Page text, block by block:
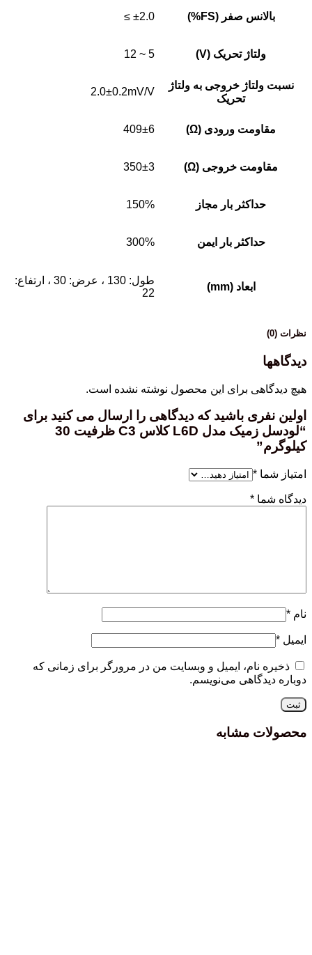
بالانس صفر (FS%) ±2.0 ≥
ولتاژ تحریک (V) 5 ~ 12
نسبت ولتاژ خروجی به ولتاژ
تحریک
2.0±0.2mV/V
مقاومت ورودی (Ω) 409±6
مقاومت خروجی (Ω) 350±3
حداکثر بار مجاز 150%
حداکثر بار ایمن 300%
ابعاد (mm)
طول: 130 ، عرض: 30 ، ارتفاع:
22
نظرات (0)
دیدگاهها
هیچ دیدگاهی برای این محصول نوشته نشده است.
اولین نفری باشید که دیدگاهی را ارسال می کنید برای
“لودسل زمیک مدل L6D کلاس C3 ظرفیت 30
کیلوگرم”
امتیاز شما *
دیدگاه شما *
نام *
ایمیل *
ذخیره نام، ایمیل و وبسایت من در مرورگر برای زمانی که
دوباره دیدگاهی می‌نویسم.
محصولات مشابه